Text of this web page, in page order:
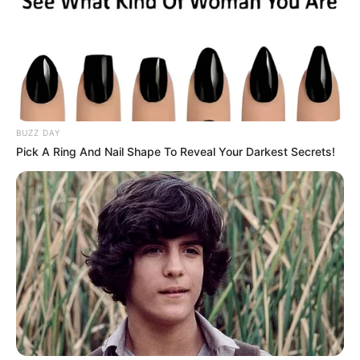
begyógyul, és felszabadulsz. Az Oroszlán most
lehetőség külfölddel vagy médiával kapcsolatban
kiemelkedő eredményt hozhat. Ne félj megmutatni
magad – most minden szem rád figyel. Az év első
fele diadalmenet lehet, ha nem hagyod, hogy az
ego vezessen. Hét év szerencse vár, ha kedvelés és
a “sok szerencsét” beírása után gördítesz lejjebb!
🍀
♍ SZŰZ (augusztus 23. – szeptember
22.)
A Szűz számára Nostradamus 2026 első felére a
rendrakás és újjászületés időszakát jósolja.
Januárban még káosz uralkodik, de februárra
BUZZ DAY
Pick A Ring And Nail Shape To Reveal Your Darkest Secrets!